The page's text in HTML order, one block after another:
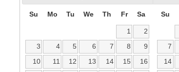
Su Mo Tu We Th Fr Sa
1
2
3
4 5 6 7 8
9
10
11 12 13 14 15
16
Su
7
14